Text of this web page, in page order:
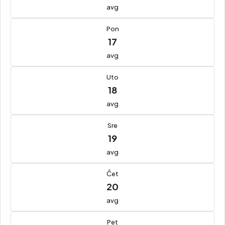
avg
Pon
17
avg
Uto
18
avg
Sre
19
avg
Čet
20
avg
Pet